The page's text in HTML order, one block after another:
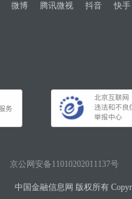
微博 腾讯微视 抖音 快手
京公网安备11010202011137号
中国金融信息网 版权所有